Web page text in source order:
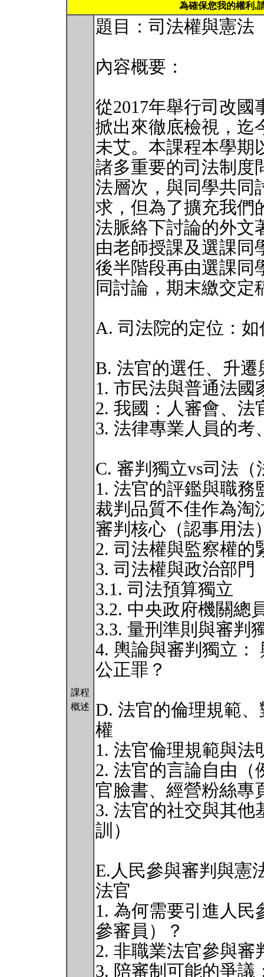
為確保您我的權利,
課程
概述
題目：司法權與憲法
內容概要：
從2017年舉行司改
掀出來徹底檢視，迄
未艾。本課程本學期
諸多重要的司法制度
法層次，與同學共同
求，但為了擴充我們
法脈絡下討論的外文
由老師授課及選課同
後半階段再由選課同
同討論，期末繳交定
A. 司法院的定位：
B. 法官的選任、升
1. 市民法與普通法
2. 我國：人審會、法
3. 法律專業人員的考
C. 審判獨立vs司法
1. 法官的評鑑與職務
裁判品質不佳作為淘
審判核心（認事用法
2. 司法權與監察權的
3. 司法權與政治部門
3.1. 司法預算獨立
3.2. 中央政府機關總
3.3. 量刑準則與審判
4. 輿論與審判獨立：
公正罪？
D. 法官的倫理規範
權
1. 法官倫理規範與法
2. 法官的言論自由（
官臉書、經營粉絲專
3. 法官的社交與其他
訓）
E.人民參與審判與憲
法官
1. 為何需要引進人
參審員）？
2. 非職業法官參與審
3. 陪審制可能的爭議